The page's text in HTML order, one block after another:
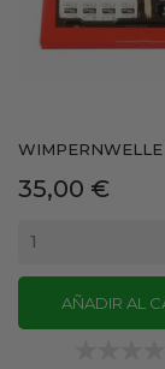
Precio
35,00 €
AÑADIR AL